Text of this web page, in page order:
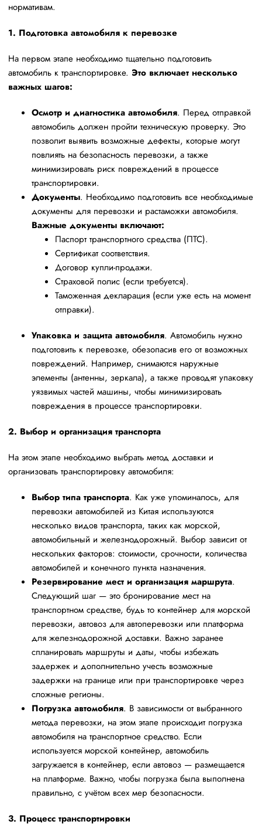
нормативам.
1. Подготовка автомобиля к перевозке
На первом этапе необходимо тщательно подготовить
автомобиль к транспортировке. Это включает несколько
важных шагов:
Осмотр и диагностика автомобиля. Перед отправкой
автомобиль должен пройти техническую проверку. Это
позволит выявить возможные дефекты, которые могут
повлиять на безопасность перевозки, а также
минимизировать риск повреждений в процессе
транспортировки.
Документы. Необходимо подготовить все необходимые
документы для перевозки и растаможки автомобиля.
Важные документы включают:
Паспорт транспортного средства (ПТС).
Сертификат соответствия.
Договор купли-продажи.
Страховой полис (если требуется).
Таможенная декларация (если уже есть на момент
отправки).
Упаковка и защита автомобиля. Автомобиль нужно
подготовить к перевозке, обезопасив его от возможных
повреждений. Например, снимаются наружные
элементы (антенны, зеркала), а также проводят упаковку
уязвимых частей машины, чтобы минимизировать
повреждения в процессе транспортировки.
2. Выбор и организация транспорта
На этом этапе необходимо выбрать метод доставки и
организовать транспортировку автомобиля:
Выбор типа транспорта. Как уже упоминалось, для
перевозки автомобилей из Китая используются
несколько видов транспорта, таких как морской,
автомобильный и железнодорожный. Выбор зависит от
нескольких факторов: стоимости, срочности, количества
автомобилей и конечного пункта назначения.
Резервирование мест и организация маршрута.
Следующий шаг — это бронирование мест на
транспортном средстве, будь то контейнер для морской
перевозки, автовоз для автоперевозки или платформа
для железнодорожной доставки. Важно заранее
спланировать маршруты и даты, чтобы избежать
задержек и дополнительно учесть возможные
задержки на границе или при транспортировке через
сложные регионы.
Погрузка автомобиля. В зависимости от выбранного
метода перевозки, на этом этапе происходит погрузка
автомобиля на транспортное средство. Если
используется морской контейнер, автомобиль
загружается в контейнер, если автовоз — размещается
на платформе. Важно, чтобы погрузка была выполнена
правильно, с учётом всех мер безопасности.
3. Процесс транспортировки